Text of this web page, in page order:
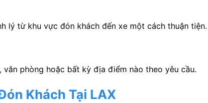
lý từ khu vực đón khách đến xe một cách thuận tiện.
văn phòng hoặc bất kỳ địa điểm nào theo yêu cầu.
Khách Tại LAX